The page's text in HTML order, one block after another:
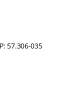
57.306-035